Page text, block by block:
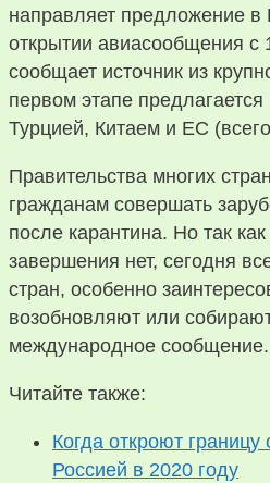
направляет предложение в
открытии авиасообщения с
сообщает источник из
первом этапе
Турцией, Китаем и ЕС
Правительства многих
гражданам совершать
после карантина. Но так
завершения нет, сегодня
стран, особенно
возобновляют или
международное сообщение.
Читайте также:
Когда откроют
Россией в 2020 году